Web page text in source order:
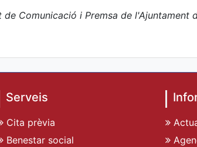
Comunicació i Premsa de l'Ajuntament
Serveis
Cita prèvia
Benestar social